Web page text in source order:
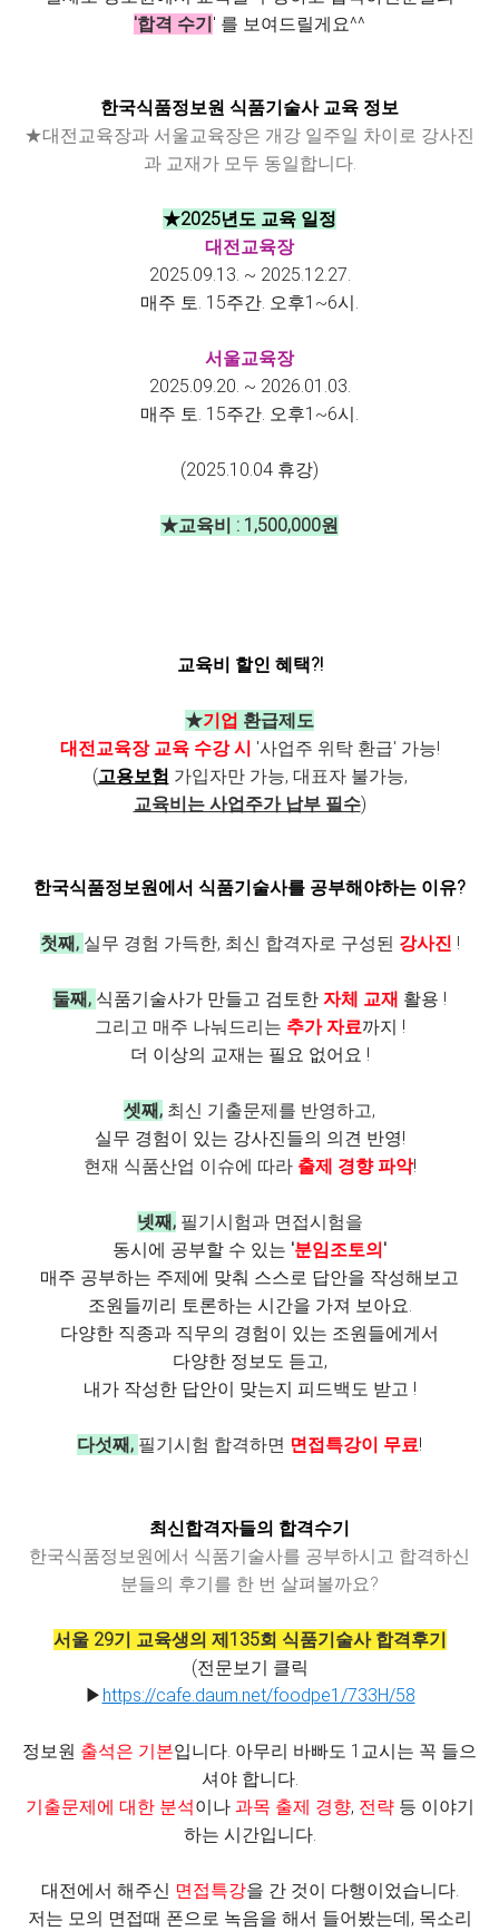
'합격 수기' 를 보여드릴게요^^
한국식품정보원 식품기술사 교육 정보
★대전교육장과 서울교육장은 개강 일주일 차이로 강사진
과 교재가 모두 동일합니다.
★2025년도 교육 일정
대전교육장
2025.09.13. ~ 2025.12.27.
매주 토. 15주간. 오후1~6시.
서울교육장
2025.09.20. ~ 2026.01.03.
매주 토. 15주간. 오후1~6시.
(2025.10.04 휴강)
★교육비 : 1,500,000원
교육비 할인 혜택?!
★기업 환급제도
대전교육장 교육 수강 시 '사업주 위탁 환급' 가능!
(고용보험 가입자만 가능, 대표자 불가능,
교육비는 사업주가 납부 필수)
한국식품정보원에서 식품기술사를 공부해야하는 이유?
첫째, 실무 경험 가득한, 최신 합격자로 구성된 강사진 !
둘째, 식품기술사가 만들고 검토한 자체 교재 활용 !
그리고 매주 나눠드리는 추가 자료까지 !
더 이상의 교재는 필요 없어요 !
셋째, 최신 기출문제를 반영하고,
실무 경험이 있는 강사진들의 의견 반영!
현재 식품산업 이슈에 따라 출제 경향 파악!
넷째,필기시험과 면접시험을
동시에 공부할 수 있는 '분임조토의'
매주 공부하는 주제에 맞춰 스스로 답안을 작성해보고
조원들끼리 토론하는 시간을 가져 보아요.
다양한 직종과 직무의 경험이 있는 조원들에게서
다양한 정보도 듣고,
내가 작성한 답안이 맞는지 피드백도 받고 !
다섯째, 필기시험 합격하면 면접특강이 무료!
최신합격자들의 합격수기
한국식품정보원에서 식품기술사를 공부하시고 합격하신
분들의 후기를 한 번 살펴볼까요?
서울 29기 교육생의 제135회 식품기술사 합격후기
(전문보기 클릭
▶ https://cafe.daum.net/foodpe1/733H/58
정보원 출석은 기본입니다. 아무리 바빠도 1교시는 꼭 들으
셔야 합니다.
기출문제에 대한 분석이나과목 출제 경향, 전략등 이야기
하는 시간입니다.
대전에서 해주신 면접특강을 간 것이 다행이었습니다.
저는 모의 면접때 폰으로 녹음을 해서 들어봤는데, 목소리